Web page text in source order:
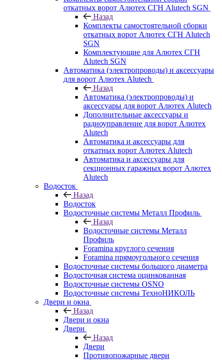
откатных ворот Алютех СГН Alutech SGN
Назад
Комплекты самостоятельной сборки
откатных ворот Алютех СГН Alutech
SGN
Комплектующие для Алютех СГН
Alutech SGN
Автоматика (электропроводы) и аксессуары
для ворот Алютех Alutech
Назад
Автоматика (электропроводы) и
аксессуары для ворот Алютех Alutech
Дополнительные аксессуары и
радиоуправление для ворот Алютех
Alutech
Автоматика и аксессуары для
откатных ворот Алютех Alutech
Автоматика и аксессуары для
секционных гаражных ворот Алютех
Alutech
Водосток
Назад
Водосток
Водосточные системы Металл Профиль
Назад
Водосточные системы Металл
Профиль
Foramina круглого сечения
Foramina прямоугольного сечения
Водосточные системы большого диаметра
Водосточная система оцинкованная
Водосточные системы OSNO
Водосточные системы ТехноНИКОЛЬ
Двери и окна
Назад
Двери и окна
Двери
Назад
Двери
Противопожарные двери